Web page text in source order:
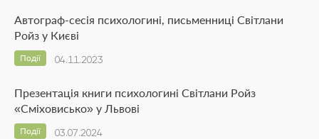
Автограф-сесія психологині, письменниці Світлани
Ройз у Києві
04.11.2023
Події
Презентація книги психологині Світлани Ройз
«Сміховисько» у Львові
03.07.2024
Події